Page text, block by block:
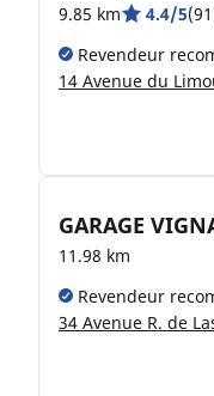
9.85 km 4.4/5
Revendeur
GARAGE
11.98 km
Revendeur